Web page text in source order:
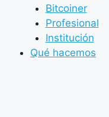
Bitcoiner
Profesional
Institución
Qué hacemos